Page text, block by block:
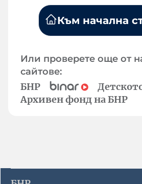
Към начална
Или проверете още от
сайтове:
БНР
Архивен фонд на БНР